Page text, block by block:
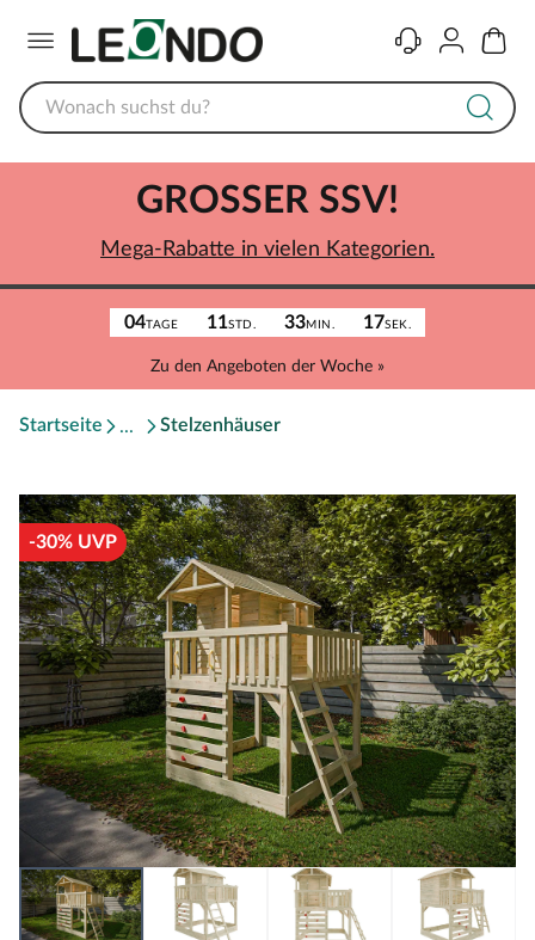
KontaktKonto
04TAGE 11STD. 33MIN. 17SEK.
Zu den Angeboten der Woche »
GROSSER SSV!
Mega-Rabatte in vielen Kategorien.
Startseite Stelzenhäuser
-30% UVP